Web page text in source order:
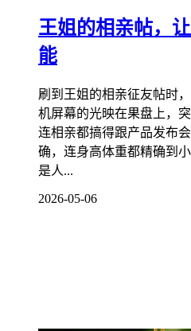
王姐的相亲帖，
能
刷到王姐的相亲征友帖时
机屏幕的光映在果盘上，
连相亲都搞得跟产品发布
确，连身高体重都精确到
是人...
2026-05-06